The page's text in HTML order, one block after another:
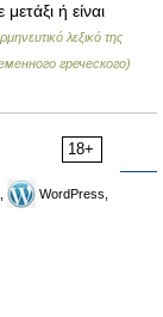
ή είναι
λεξικό της
греческого)
18+
WordPress,